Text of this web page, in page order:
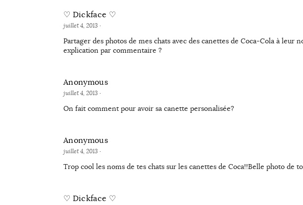
♡ Dickface ♡
juillet 4, 2013 ·
Partager des photos de mes chats avec des canettes de Coca-Cola à
explication par commentaire ?
Anonymous
juillet 4, 2013 ·
On fait comment pour avoir sa canette personalisée?
Anonymous
juillet 4, 2013 ·
Trop cool les noms de tes chats sur les canettes de Coca!!Belle photo de
♡ Dickface ♡